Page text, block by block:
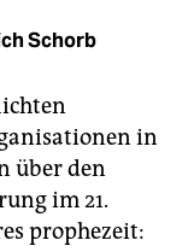
Schorb
in
über den
im 21.
prophezeit: